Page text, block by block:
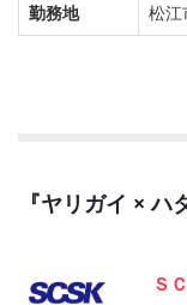
勤務地
松江
『ヤリガイ ×
Ｓ